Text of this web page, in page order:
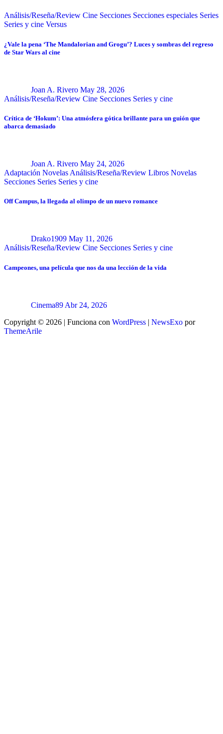
Análisis/Reseña/Review Cine Secciones Secciones especiales Series
Series y cine Versus
¿Vale la pena ‘The Mandalorian and Grogu’? Luces y sombras del regreso
de Star Wars al cine
Joan A. Rivero May 28, 2026
Análisis/Reseña/Review Cine Secciones Series y cine
Crítica de ‘Hokum’: Una atmósfera gótica brillante para un guión que
abarca demasiado
Joan A. Rivero May 24, 2026
Adaptación Novelas Análisis/Reseña/Review Libros Novelas
Secciones Series Series y cine
Off Campus, la llegada al olimpo de un nuevo romance
Drako1909 May 11, 2026
Análisis/Reseña/Review Cine Secciones Series y cine
Campeones, una película que nos da una lección de la vida
Cinema89 Abr 24, 2026
Copyright © 2026 | Funciona con WordPress | NewsExo por
ThemeArile